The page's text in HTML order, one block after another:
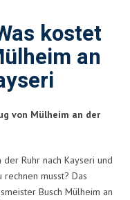
kostet
an
von Mülheim an der
Ruhr nach Kayseri und
musst? Das
Busch Mülheim an